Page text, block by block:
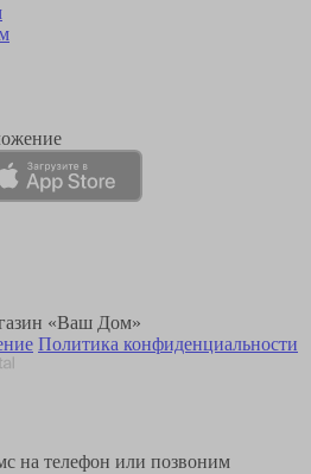
«Ваш Дом»
Политика конфиденциальности
на телефон или позвоним